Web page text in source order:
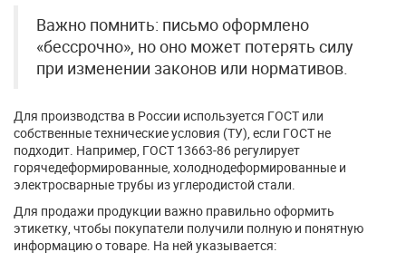
Важно помнить: письмо оформлено
«бессрочно», но оно может потерять силу
при изменении законов или нормативов.
Для производства в России используется ГОСТ или
собственные технические условия (ТУ), если ГОСТ не
подходит. Например, ГОСТ 13663-86 регулирует
горячедеформированные, холоднодеформированные и
электросварные трубы из углеродистой стали.
Для продажи продукции важно правильно оформить
этикетку, чтобы покупатели получили полную и понятную
информацию о товаре. На ней указывается: